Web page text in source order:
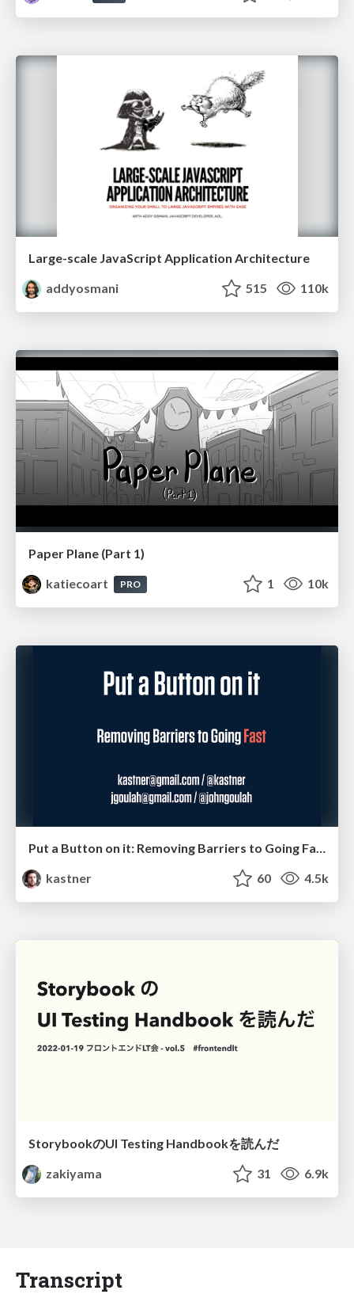
Large-scale JavaScript Application Architecture
addyosmani
515 110k
Paper Plane (Part 1)
katiecoart
PRO 1 10k
Put a Button on it: Removing Barriers to Going Fast.
kastner
60 4.5k
StorybookのUI Testing Handbookを読んだ
zakiyama
31 6.9k
Transcript